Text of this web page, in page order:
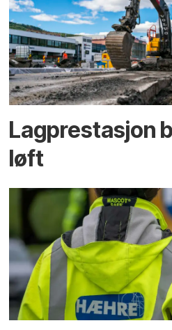
Lagprestasjon
løft